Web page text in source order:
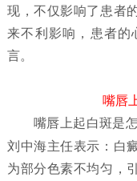
现，不仅影响了患者
来不利影响，患者的
言。
嘴唇
嘴唇上起白斑是
刘中海主任表示：白
为部分色素不均匀，